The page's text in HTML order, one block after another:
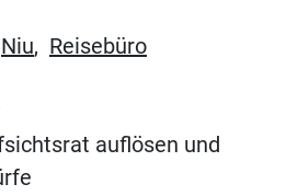
Niu, Reisebüro
auflösen und